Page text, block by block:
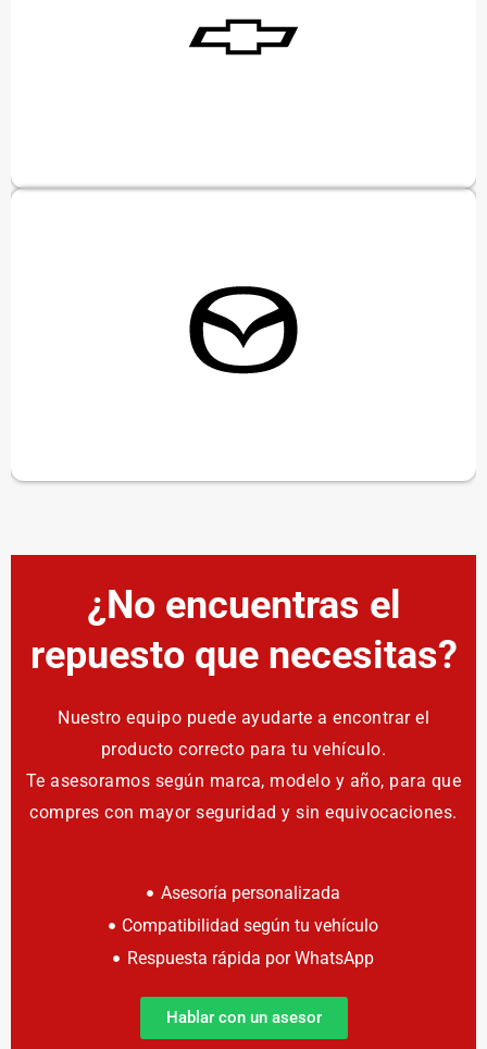
¿No encuentras el
repuesto que necesitas?
Nuestro equipo puede ayudarte a encontrar el
producto correcto para tu vehículo.
Te asesoramos según marca, modelo y año, para que
compres con mayor seguridad y sin equivocaciones.
Asesoría personalizada
Compatibilidad según tu vehículo
Respuesta rápida por WhatsApp
Hablar con un asesor